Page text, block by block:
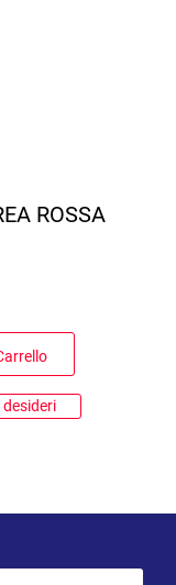
ROSSA